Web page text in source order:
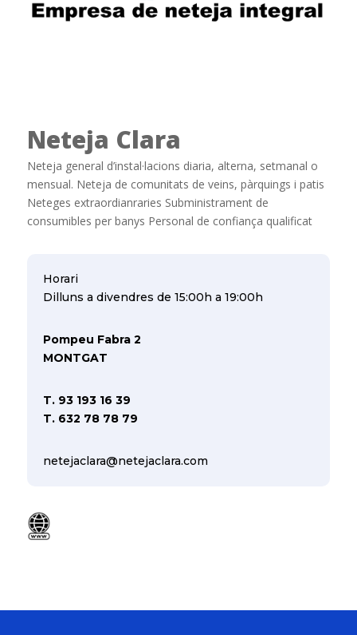
Neteja Clara
Neteja general d’instal·lacions diaria, alterna, setmanal o
mensual. Neteja de comunitats de veins, pàrquings i patis
Neteges extraordianraries Subministrament de
consumibles per banys Personal de confiança qualificat
Horari
Dilluns a divendres de 15:00h a 19:00h
Pompeu Fabra 2
MONTGAT
T. 93 193 16 39
T. 632 78 78 79
netejaclara@netejaclara.com